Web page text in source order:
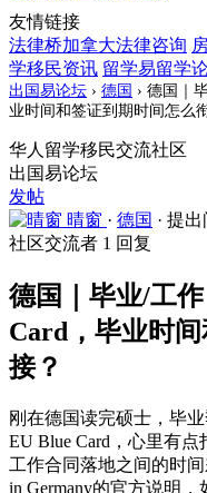
友情链接
法律桥加拿大法律咨询
学移民资讯 留学易留学
出国易论坛 › 德国 › 德国｜
业时间和签证到期时间怎么
华人留学移民交流社区
出国易论坛
发帖
晴窗 · 德国 · 提出
社区交流者 1 回复
德国｜毕业/工
Card，毕业时
接？
刚在德国读完硕士，毕
EU Blue Card，心里有
工作合同落地之间的时
in Germany的官方说明